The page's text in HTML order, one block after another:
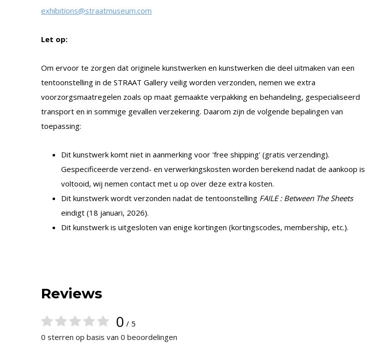
exhibitions@straatmuseum.com
Let op:
Om ervoor te zorgen dat originele kunstwerken en kunstwerken die deel uitmaken van een
tentoonstelling in de STRAAT Gallery veilig worden verzonden, nemen we extra
voorzorgsmaatregelen zoals op maat gemaakte verpakking en behandeling, gespecialiseerd
transport en in sommige gevallen verzekering. Daarom zijn de volgende bepalingen van
toepassing:
Dit kunstwerk komt niet in aanmerking voor 'free shipping' (gratis verzending).
Gespecificeerde verzend- en verwerkingskosten worden berekend nadat de aankoop is
voltooid, wij nemen contact met u op over deze extra kosten.
Dit kunstwerk wordt verzonden nadat de tentoonstelling FAILE : Between The Sheets
eindigt (18 januari, 2026).
Dit kunstwerk is uitgesloten van enige kortingen (kortingscodes, membership, etc.).
Reviews
0 / 5
0 sterren op basis van 0 beoordelingen